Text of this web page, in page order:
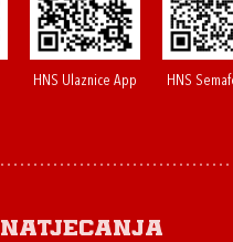
HNS Ulaznice App HNS
Natjecanja